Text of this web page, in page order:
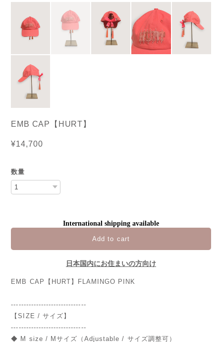
EMB CAP【HURT】
¥14,700
数量
International shipping available
Add to cart
日本国内にお住まいの方向け
EMB CAP【HURT】FLAMINGO PINK
------------------------------
【SIZE / サイズ】
------------------------------
◆ M size / Mサイズ（Adjustable / サイズ調整可）